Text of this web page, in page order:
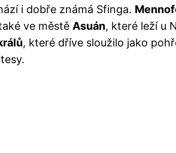
i dobře známá Sfinga.
ve městě Asuán, které leží u
, které dříve sloužilo jako